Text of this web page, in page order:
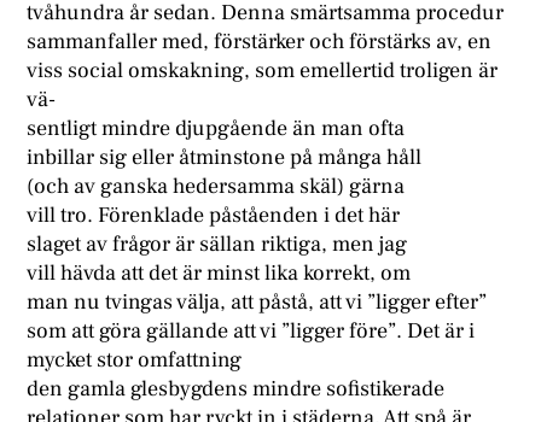
tvåhundra år sedan. Denna smärtsamma procedur
sammanfaller med, förstärker och förstärks av, en
viss social omskakning, som emellertid troligen är
vä-
sentligt mindre djupgående än man ofta
inbillar sig eller åtminstone på många håll
(och av ganska hedersamma skäl) gärna
vill tro. Förenklade påståenden i det här
slaget av frågor är sällan riktiga, men jag
vill hävda att det är minst lika korrekt, om
man nu tvingas välja, att påstå, att vi ”ligger efter”
som att göra gällande att vi ”ligger före”. Det är i
mycket stor omfattning
den gamla glesbygdens mindre sofistikerade